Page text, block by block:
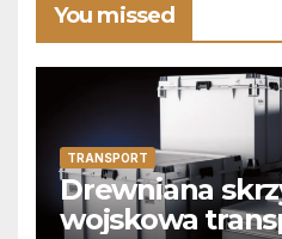
You missed
TRANSPORT
Drewniana
wojskowa